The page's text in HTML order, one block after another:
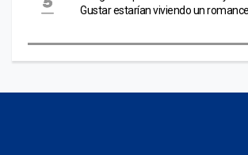
Gustar estarían viviendo un romance